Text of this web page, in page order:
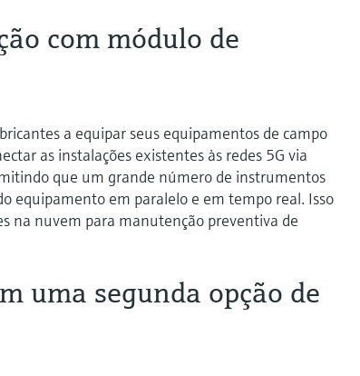
com módulo de
a equipar seus equipamentos de campo
as instalações existentes às redes 5G via
que um grande número de instrumentos
equipamento em paralelo e em tempo real. Isso
na nuvem para manutenção preventiva de
uma segunda opção de